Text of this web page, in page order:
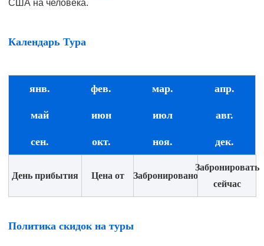
США на человека.
Календарь Тура
янв. фев. мар. апр.
май июн июл авг.
сен. окт. ноя. дек.
День прибытия Цена от Забронировано
Забронировать
сейчас
Политика скидок на туры